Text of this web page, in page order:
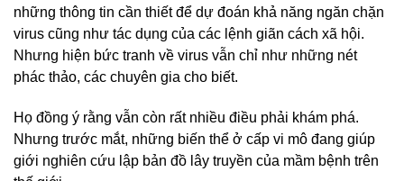
những thông tin cần thiết để dự đoán khả năng ngăn chặn
virus cũng như tác dụng của các lệnh giãn cách xã hội.
Nhưng hiện bức tranh về virus vẫn chỉ như những nét
phác thảo, các chuyên gia cho biết.
Họ đồng ý rằng vẫn còn rất nhiều điều phải khám phá.
Nhưng trước mắt, những biến thể ở cấp vi mô đang giúp
giới nghiên cứu lập bản đồ lây truyền của mầm bệnh trên